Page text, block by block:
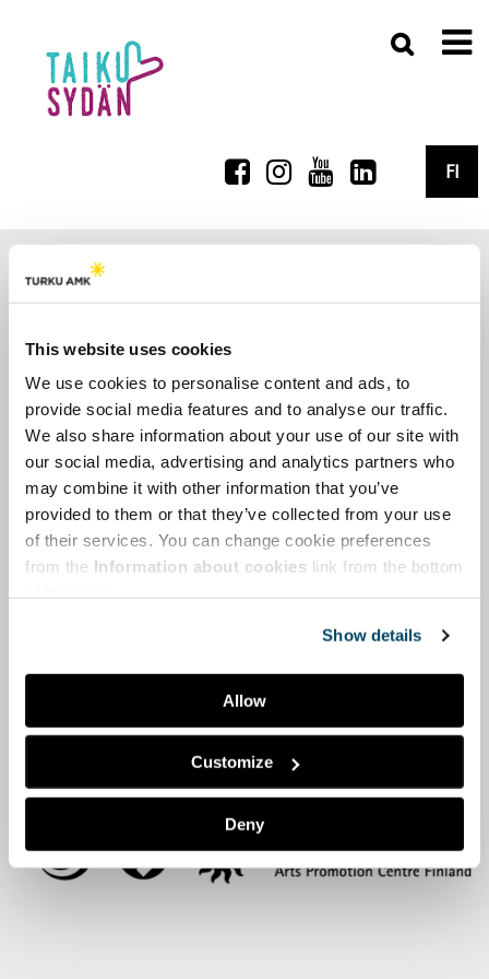
This website uses cookies
We use cookies to personalise content and ads, to
provide social media features and to analyse our traffic.
We also share information about your use of our site with
our social media, advertising and analytics partners who
may combine it with other information that you’ve
provided to them or that they’ve collected from your use
of their services. You can change cookie preferences
from the Information about cookies link from the bottom
Show details
Allow
Customize
Deny
FI
Taikusydän on kulttuurihyvinvoinnin valtakunnallinen yhteyspiste
ja yhteistyöverkosto.
Tilaa uutiskirjeemme
Evästeasetukset
Tietosuojailmoitus (PDF)